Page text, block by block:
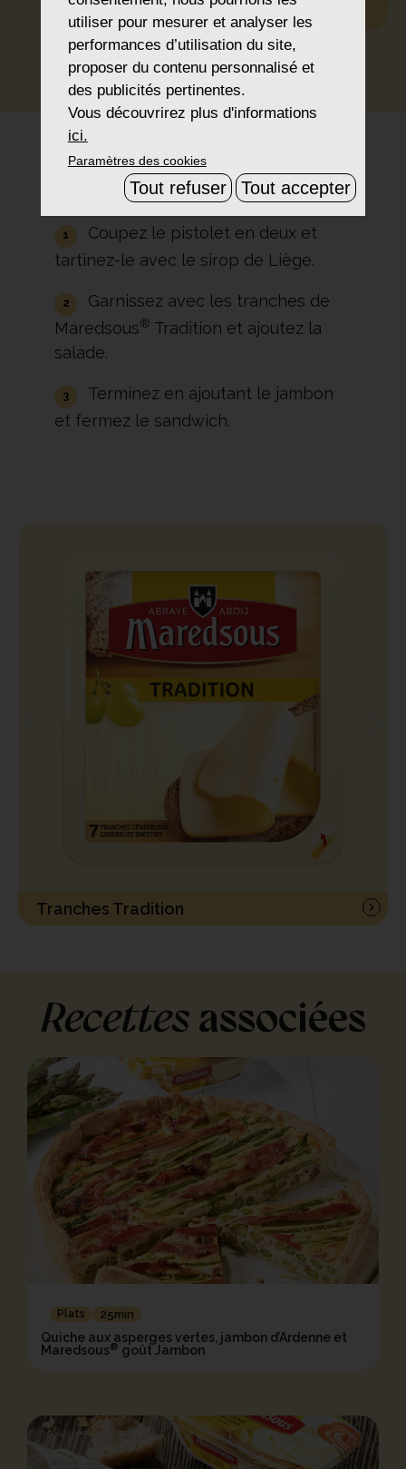
IMPRIMER PARTAGER TÉLÉCHARGER
Préparation
Coupez le pistolet en deux et
tartinez-le avec le sirop de Liège.
Garnissez avec les tranches de
Maredsous® Tradition et ajoutez la
salade.
Terminez en ajoutant le jambon
et fermez le sandwich.
Tranches Tradition
Recettes associées
Plats 25min
Quiche aux asperges vertes, jambon d’Ardenne et
Maredsous® goût Jambon
utiliser pour mesurer et analyser les
performances d’utilisation du site,
proposer du contenu personnalisé et
des publicités pertinentes.
Vous découvrirez plus d'informations
ici.
Paramètres des cookies
Tout refuser Tout accepter